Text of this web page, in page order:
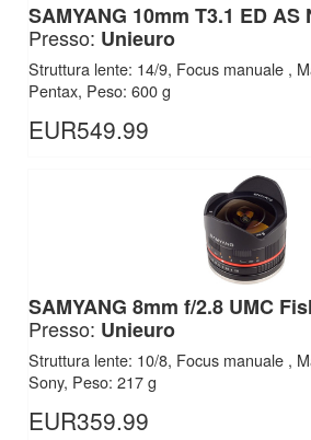
SAMYANG 10mm T3.1 ED AS
Presso: Unieuro
Struttura lente: 14/9, Focus manuale ,
Pentax, Peso: 600 g
EUR549.99
SAMYANG 8mm f/2.8 UMC
Presso: Unieuro
Struttura lente: 10/8, Focus manuale ,
Sony, Peso: 217 g
EUR359.99